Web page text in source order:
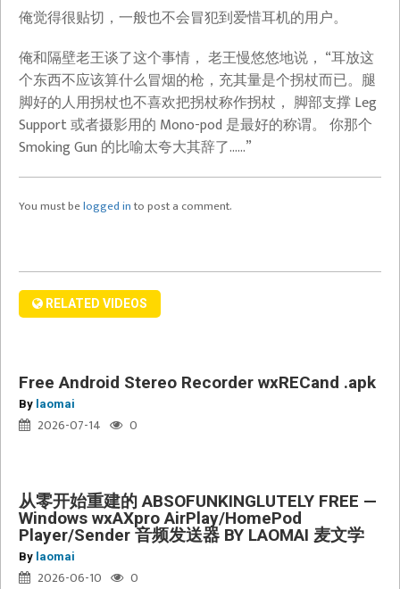
俺觉得很贴切，一般也不会冒犯到爱惜耳机的用户。
俺和隔壁老王谈了这个事情， 老王慢悠悠地说， “耳放这
个东西不应该算什么冒烟的枪，充其量是个拐杖而已。腿
脚好的人用拐杖也不喜欢把拐杖称作拐杖， 脚部支撑 Leg
Support 或者摄影用的 Mono-pod 是最好的称谓。 你那个
Smoking Gun 的比喻太夸大其辞了……”
You must belogged into post a comment.
RELATED VIDEOS
Free
Recorder
wxRECand
.apk
Free Android Stereo Recorder wxRECand .apk
By laomai
2026-07-14 0
重
的
ABSOFUNKINGLUTELY
FREE
—
Windows
wxAXpro
AirPlay/HomePod
Player/Sender
频
发
送
LAOMAI
麦
文
从零开始重建的 ABSOFUNKINGLUTELY FREE —
Windows wxAXpro AirPlay/HomePod
Player/Sender 音频发送器 BY LAOMAI 麦文学
By laomai
2026-06-10 0
2026
Hearing
Test